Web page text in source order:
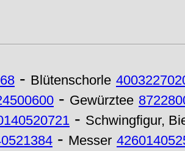
- Blütenschorle
- Gewürztee
- Schwingfigur,
- Messer